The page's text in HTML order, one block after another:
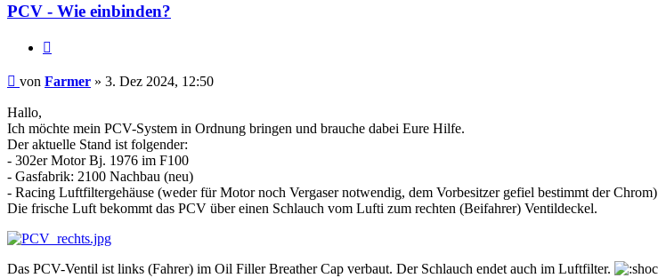
PCV - Wie einbinden?
Beitrag
von Farmer » 3. Dez 2024, 12:50
Hallo,
Ich möchte mein PCV-System in Ordnung bringen und brauche dabei Eure Hilfe.
Der aktuelle Stand ist folgender:
- 302er Motor Bj. 1976 im F100
- Gasfabrik: 2100 Nachbau (neu)
- Racing Luftfiltergehäuse (weder für Motor noch Vergaser notwendig, dem Vorbesitzer gefiel bestimmt der Chrom)
Die frische Luft bekommt das PCV über einen Schlauch vom Lufti zum rechten (Beifahrer) Ventildeckel.
Das PCV-Ventil ist links (Fahrer) im Oil Filler Breather Cap verbaut. Der Schlauch endet auch im Luftfilter.